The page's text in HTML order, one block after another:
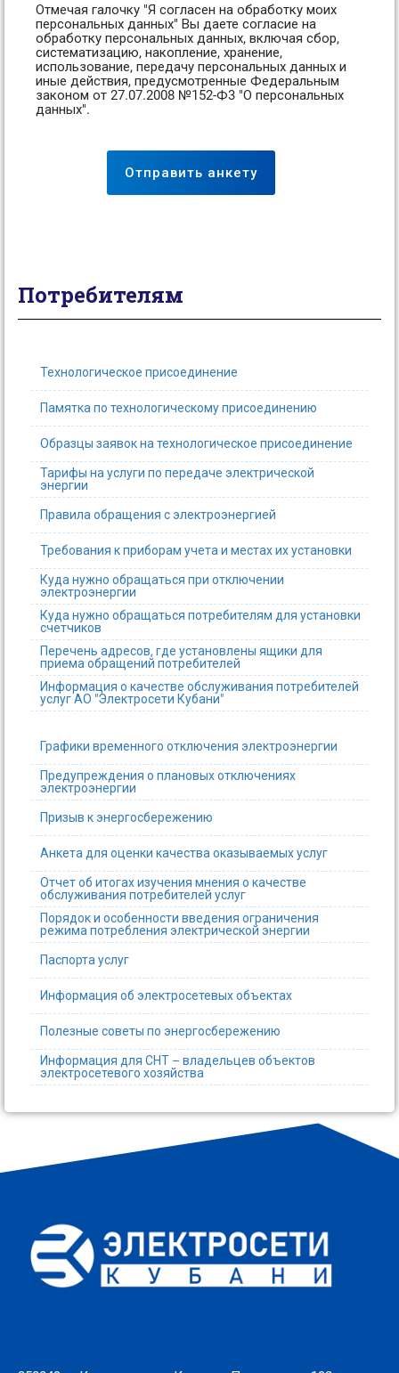
Отмечая галочку "Я согласен на обработку моих
персональных данных" Вы даете согласие на
обработку персональных данных, включая сбор,
систематизацию, накопление, хранение,
использование, передачу персональных данных и
иные действия, предусмотренные Федеральным
законом от 27.07.2008 №152-Ф3 "О персональных
данных".
Потребителям
Технологическое присоединение
Памятка по технологическому присоединению
Образцы заявок на технологическое присоединение
Тарифы на услуги по передаче электрической
энергии
Правила обращения с электроэнергией
Требования к приборам учета и местах их установки
Куда нужно обращаться при отключении
электроэнергии
Куда нужно обращаться потребителям для установки
счетчиков
Перечень адресов, где установлены ящики для
приема обращений потребителей
Информация о качестве обслуживания потребителей
услуг АО "Электросети Кубани"
Графики временного отключения электроэнергии
Предупреждения о плановых отключениях
электроэнергии
Призыв к энергосбережению
Анкета для оценки качества оказываемых услуг
Отчет об итогах изучения мнения о качестве
обслуживания потребителей услуг
Порядок и особенности введения ограничения
режима потребления электрической энергии
Паспорта услуг
Информация об электросетевых объектах
Полезные советы по энергосбережению
Информация для СНТ – владельцев объектов
электросетевого хозяйства